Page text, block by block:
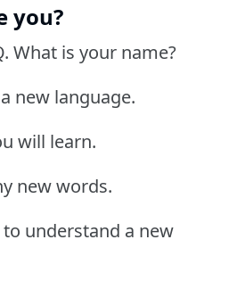
you?
What is your name?
new language.
will learn.
new words.
understand a new